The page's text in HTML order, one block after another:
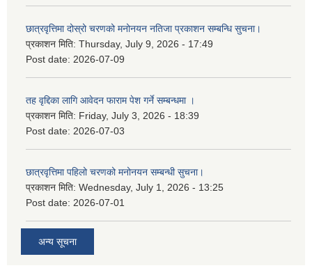
छात्रवृत्तिमा दोस्रो चरणको मनोनयन नतिजा प्रकाशन सम्बन्धि सुचना।
प्रकाशन मिति: Thursday, July 9, 2026 - 17:49
Post date: 2026-07-09
तह वृद्दिका लागि आवेदन फाराम पेश गर्ने सम्बन्धमा ।
प्रकाशन मिति: Friday, July 3, 2026 - 18:39
Post date: 2026-07-03
छात्रवृत्तिमा पहिलो चरणको मनोनयन सम्बन्धी सुचना।
प्रकाशन मिति: Wednesday, July 1, 2026 - 13:25
Post date: 2026-07-01
अन्य सूचना